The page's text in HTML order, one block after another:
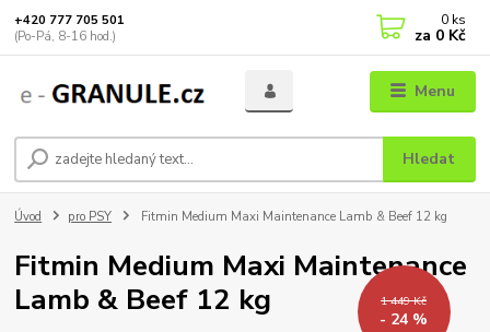
Menu
Hledat
+420 777 705 501
(Po-Pá, 8-16 hod.)
0 ks
za 0 Kč
Úvod pro PSY Fitmin Medium Maxi Maintenance Lamb & Beef 12 kg
Fitmin Medium Maxi Maintenance
Lamb & Beef 12 kg
1 449 Kč
- 24 %